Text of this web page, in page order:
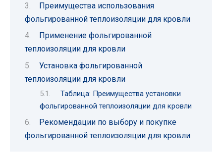
Преимущества использования
фольгированной теплоизоляции для кровли
Применение фольгированной
теплоизоляции для кровли
Установка фольгированной
теплоизоляции для кровли
Таблица: Преимущества установки
фольгированной теплоизоляции для кровли
Рекомендации по выбору и покупке
фольгированной теплоизоляции для кровли